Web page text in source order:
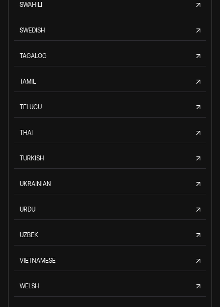
SWAHILI
SWEDISH
TAGALOG
TAMIL
TELUGU
THAI
TURKISH
UKRAINIAN
URDU
UZBEK
VIETNAMESE
WELSH